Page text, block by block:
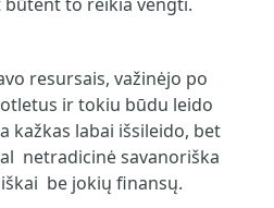
resursais, važinėjo po
ir tokiu būdu leido
kažkas labai išsileido, bet
netradicinė savanoriška
be jokių finansų.